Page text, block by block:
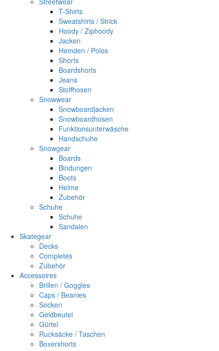
T-Shirts
Sweatshirts / Strick
Hoody / Ziphoody
Jacken
Hemden / Polos
Shorts
Boardshorts
Jeans
Stoffhosen
Snowwear
Snowboardjacken
Snowboardhosen
Funktionsunterwäsche
Handschuhe
Snowgear
Boards
Bindungen
Boots
Helme
Zubehör
Schuhe
Schuhe
Sandalen
Skategear
Decks
Completes
Zubehör
Accessoires
Brillen / Goggles
Caps / Beanies
Socken
Geldbeutel
Gürtel
Rucksäcke / Taschen
Boxershorts